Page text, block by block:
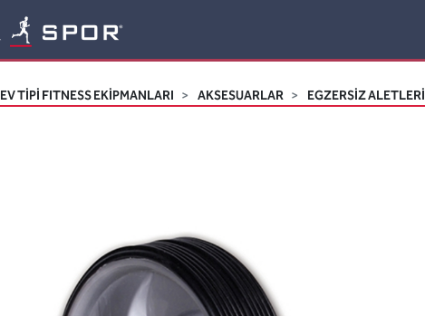
EV TİPİ FITNESS EKİPMANLARI AKSESUARLAR EGZERSIZ ALETLERI